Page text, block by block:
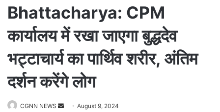
Bhattacharya: CPM
कार्यालय में रखा जाएगा बुद्धदेव
भट्टाचार्य का पार्थिव शरीर, अंतिम
दर्शन करेंगे लोग
CGNN NEWS August 9, 2024